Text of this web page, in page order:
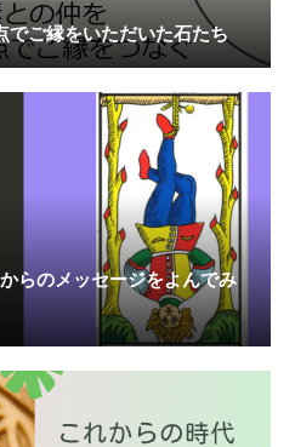
でご縁をいただいた石たち
らのメッセージをよんでみ